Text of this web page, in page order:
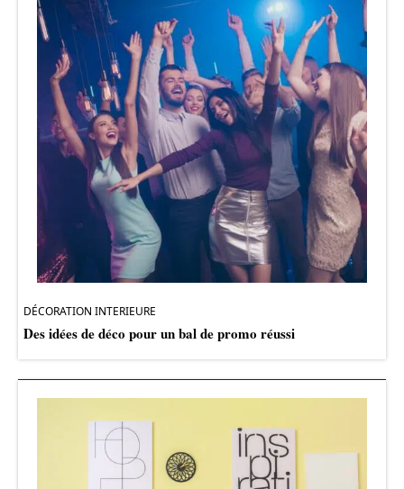
DÉCORATION INTERIEURE
Des idées de déco pour un bal de promo réussi